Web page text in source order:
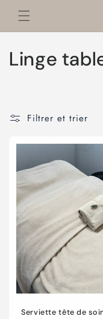
passer
au
contenu
C
e
c
o
n
Linge
Filtrer et trier
Serviette tête de